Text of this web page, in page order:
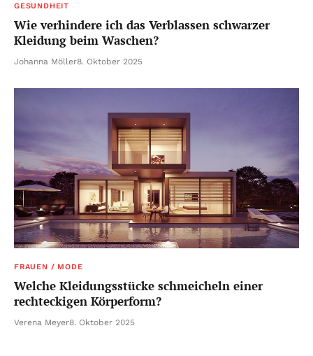
GESUNDHEIT
Wie verhindere ich das Verblassen schwarzer
Kleidung beim Waschen?
Johanna Möller8. Oktober 2025
FRAUEN / MODE
Welche Kleidungsstücke schmeicheln einer
rechteckigen Körperform?
Verena Meyer8. Oktober 2025